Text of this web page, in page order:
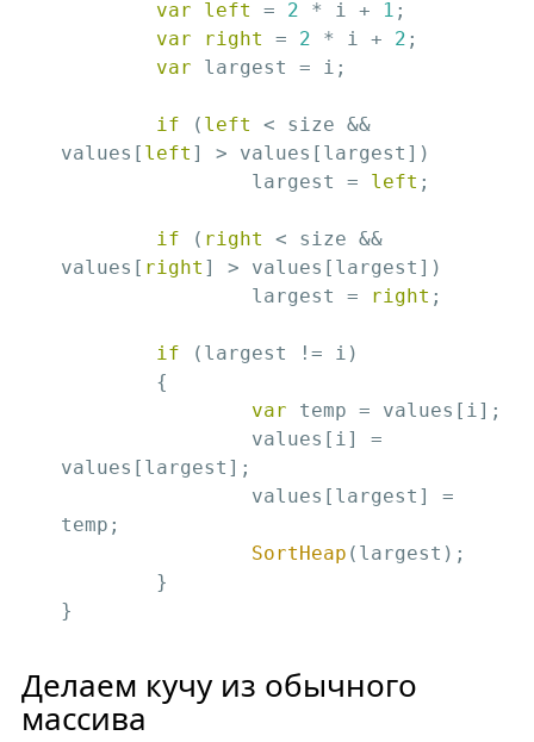
var left = 2 * i + 1 ;
var
right = 2 * i + 2 ;
var largest = i;
if ( left < size &&
values[ left ] > values[largest])
		largest =
left ;
if ( right < size &&
values[ right ] > values[largest])
		largest =
right ;
if (largest != i)
var temp = values[i];
values[largest];
temp;
SortHeap (largest);
}
Делаем кучу из обычного
массива